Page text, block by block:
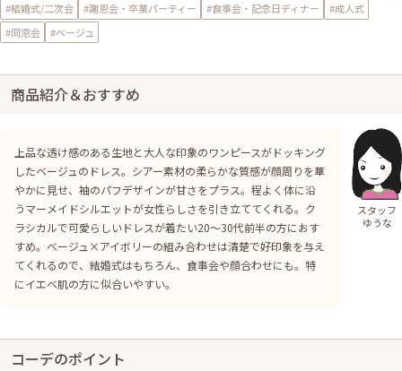
#結婚式/二次会
#謝恩会・卒業パーティー #食事会・記念日ディナー
#成人式
#同窓会
#ベージュ
商品紹介＆おすすめ
上品な透け感のある生地と大人な印象のワンピースがドッキング
したベージュのドレス。シアー素材の柔らかな質感が顔周りを華
やかに見せ、袖のパフデザインが甘さをプラス。程よく体に沿
うマーメイドシルエットが女性らしさを引き立ててくれる。ク
ラシカルで可愛らしいドレスが着たい20〜30代前半の方におす
すめ。ベージュ×アイボリーの組み合わせは清楚で好印象を与え
てくれるので、結婚式はもちろん、食事会や顔合わせにも。特
にイエベ肌の方に似合いやすい。
スタッフ
ゆうな
コーデのポイント